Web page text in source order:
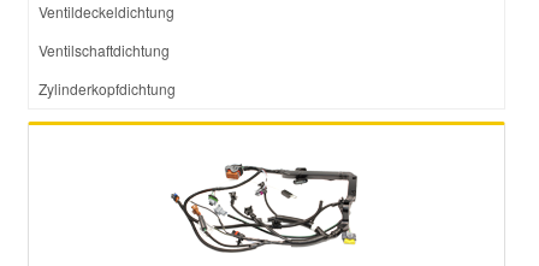
Ventildeckeldichtung
Ventilschaftdichtung
Zylinderkopfdichtung